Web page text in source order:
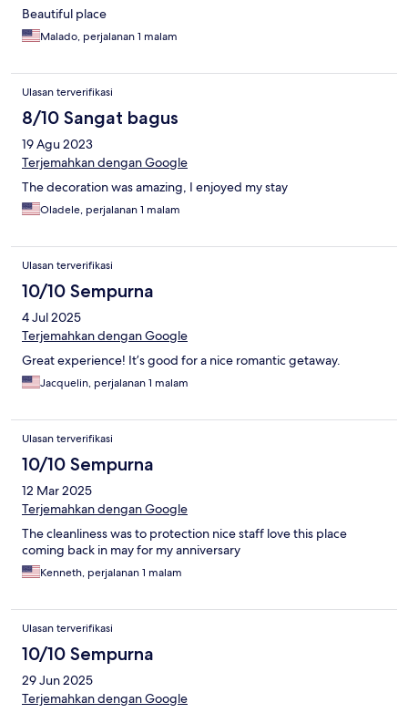
Beautiful place
Malado, perjalanan 1 malam
Ulasan terverifikasi
8/10 Sangat bagus
19 Agu 2023
Terjemahkan dengan Google
The decoration was amazing, I enjoyed my stay
Oladele, perjalanan 1 malam
Ulasan terverifikasi
10/10 Sempurna
4 Jul 2025
Terjemahkan dengan Google
Great experience! It’s good for a nice romantic getaway.
Jacquelin, perjalanan 1 malam
Ulasan terverifikasi
10/10 Sempurna
12 Mar 2025
Terjemahkan dengan Google
The cleanliness was to protection nice staff love this place
coming back in may for my anniversary
Kenneth, perjalanan 1 malam
Ulasan terverifikasi
10/10 Sempurna
29 Jun 2025
Terjemahkan dengan Google